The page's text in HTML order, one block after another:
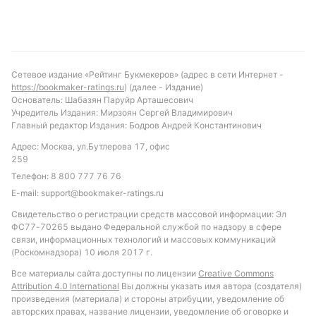
Сетевое издание «Рейтинг Букмекеров» (адрес в сети Интернет -
https://bookmaker-ratings.ru) (далее - Издание)
Основатель: Шабазян Паруйр Арташесович
Учредитель Издания: Мирзоян Сергей Владимирович
Главный редактор Издания: Бодров Андрей Константинович
Адрес: Москва, ул.Бутлерова 17, офис
259
Телефон: 8 800 777 76 76
E-mail: support@bookmaker-ratings.ru
Свидетельство о регистрации средств массовой информации: Эл
ФС77-70265 выдано Федеральной службой по надзору в сфере
связи, информационных технологий и массовых коммуникаций
(Роскомнадзора) 10 июля 2017 г.
Все материалы сайта доступны по лицензии Creative Commons
Attribution 4.0 International Вы должны указать имя автора (создателя)
произведения (материала) и стороны атрибуции, уведомление об
авторских правах, название лицензии, уведомление об оговорке и